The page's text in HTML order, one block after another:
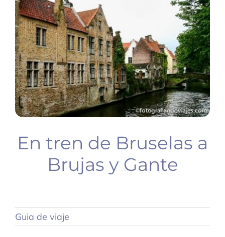
BUCEO
PLANIFICA TU VIAJE
En tren de Bruselas a
Brujas y Gante
Guia de viaje